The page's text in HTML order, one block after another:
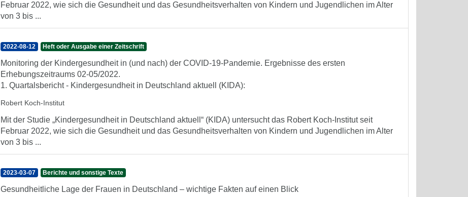
Februar 2022, wie sich die Gesundheit und das Gesundheitsverhalten von Kindern und Jugendlichen im Alter
von 3 bis ...
2022-08-12 Heft oder Ausgabe einer Zeitschrift
Monitoring der Kindergesundheit in (und nach) der COVID-19-Pandemie. Ergebnisse des ersten
Erhebungszeitraums 02-05/2022.
1. Quartalsbericht - Kindergesundheit in Deutschland aktuell (KIDA):
Robert Koch-Institut
Mit der Studie „Kindergesundheit in Deutschland aktuell“ (KIDA) untersucht das Robert Koch-Institut seit
Februar 2022, wie sich die Gesundheit und das Gesundheitsverhalten von Kindern und Jugendlichen im Alter
von 3 bis ...
2023-03-07 Berichte und sonstige Texte
Gesundheitliche Lage der Frauen in Deutschland – wichtige Fakten auf einen Blick